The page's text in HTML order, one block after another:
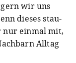
wir uns
dieses stau-
nur einmal mit,
Alltag